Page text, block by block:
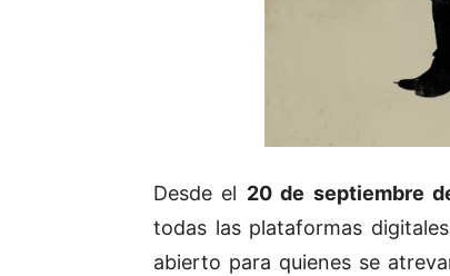
Desde el 20 de septiembre
todas las plataformas
abierto para quienes se